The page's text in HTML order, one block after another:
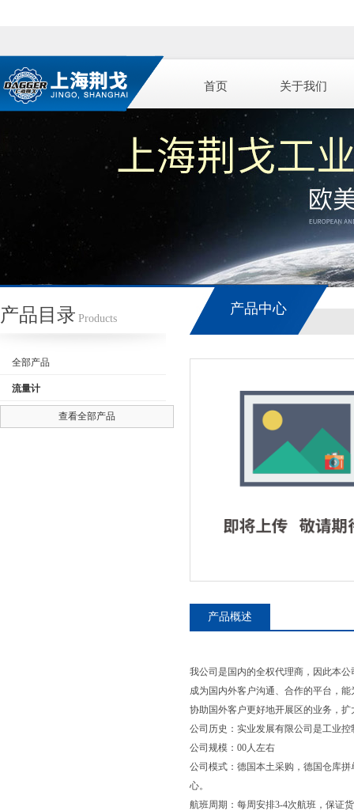
首页 关于我们
产品目录 Products
全部产品
流量计
查看全部产品
产品中心
产品概述
我公司是国内的全权代理商，因此本
成为国内外客户沟通、合作的平台，
协助国外客户更好地开展区的业务，
公司历史：实业发展有限公司是工业
公司规模：00人左右
公司模式：德国本土采购，德国仓库
心。
航班周期：每周安排3-4次航班，保证